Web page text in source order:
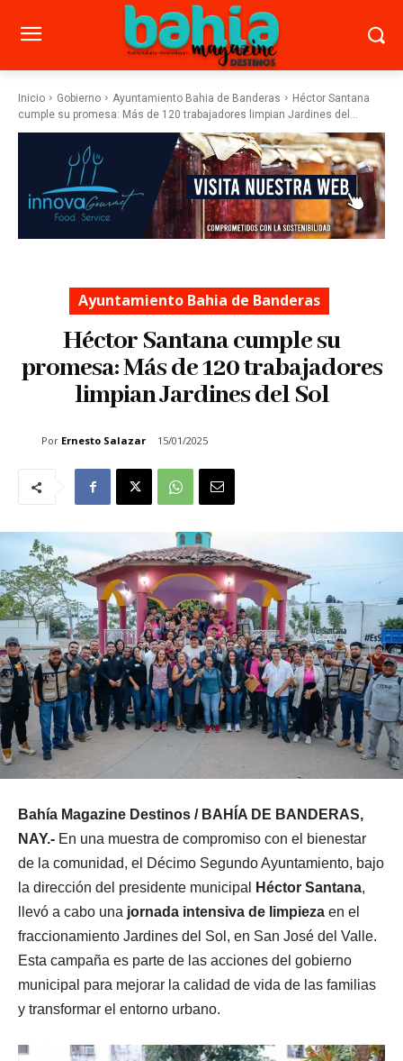
Inicio Gobierno Ayuntamiento Bahia de Banderas
Héctor Santana
cumple su promesa: Más de 120 trabajadores limpian Jardines del...
Ayuntamiento Bahia de Banderas
Héctor Santana cumple su
promesa: Más de 120 trabajadores
limpian Jardines del Sol
Por Ernesto Salazar 15/01/2025
Bahía Magazine Destinos / BAHÍA DE BANDERAS,
NAY.- En una muestra de compromiso con el bienestar
de la comunidad, el Décimo Segundo Ayuntamiento, bajo
la dirección del presidente municipal
Héctor Santana,
llevó a cabo una jornada intensiva de limpieza en el
fraccionamiento Jardines del Sol, en San José del Valle.
Esta campaña es parte de las acciones del gobierno
municipal para mejorar la calidad de vida de las familias
y transformar el entorno urbano.